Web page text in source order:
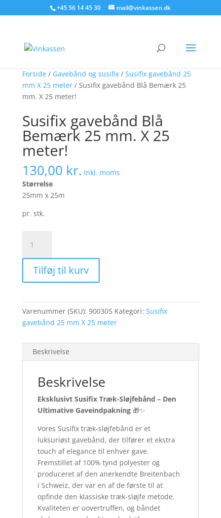
+45 56 14 45 30 mail@vinkassen.dk
Søg produkter - start med at skrive
Forside/ Gavebånd og susifix/ Susifix gavebånd 25
mm X 25 meter/ Susifix gavebånd Blå Bemærk 25
mm. X 25 meter!
Susifix gavebånd Blå
Bemærk 25 mm. X 25
meter!
130,00 kr. Inkl. moms
Størrelse
25mm x 25m
pr. stk.
gavebånd
Blå
Bemærk
25
X
25
meter!
Tilføj til kurv
Varenummer (SKU): 900305 Kategori: Susifix
gavebånd 25 mm X 25 meter
Beskrivelse
Beskrivelse
Eksklusivt Susifix Træk-Sløjfebånd – Den
Ultimative Gaveindpakning🎁✨
Vores Susifix træk-sløjfebånd er et
luksuriøst gavebånd, der tilfører et ekstra
touch af elegance til enhver gave.
Fremstillet af 100% tynd polyester og
produceret af den anerkendte Breitenbach
i Schweiz, der var en af de første til at
opfinde den klassiske træk-sløjfe metode.
Kvaliteten er uovertruffen, og båndet